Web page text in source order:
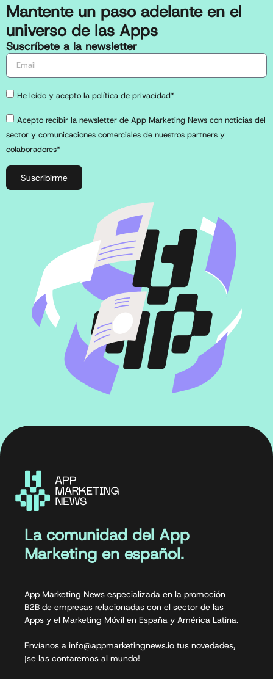
Mantente un paso adelante en el
universo de las Apps
Suscríbete a la newsletter
He leído y acepto la política de privacidad*
Acepto recibir la newsletter de App Marketing News con noticias del
sector y comunicaciones comerciales de nuestros partners y
colaboradores*
Suscribirme
La comunidad del App
Marketing en español.
App Marketing News especializada en la promoción
B2B de empresas relacionadas con el sector de las
Apps y el Marketing Móvil en España y América Latina.
Envíanos a info@appmarketingnews.io tus novedades,
¡se las contaremos al mundo!